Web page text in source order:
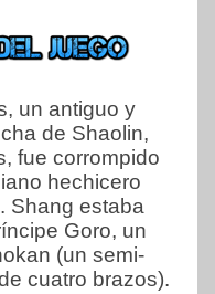
un antiguo y
de Shaolin,
fue corrompido
hechicero
Shang estaba
Goro, un
(un semi-
cuatro brazos).